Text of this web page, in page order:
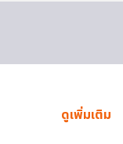
ดูเพิ่มเติม